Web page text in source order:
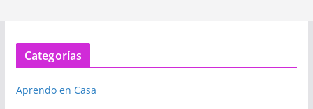
Categorías
Aprendo en Casa